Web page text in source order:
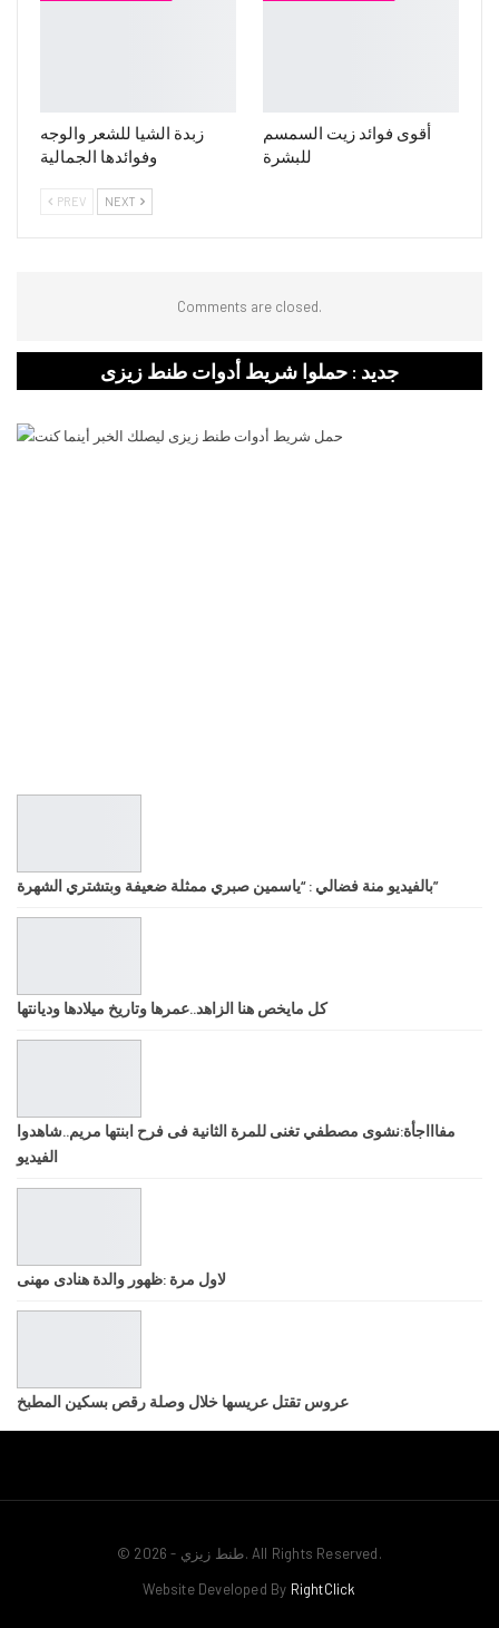
زبدة الشيا للشعر والوجه
وفوائدها الجمالية
أقوى فوائد زيت السمسم
للبشرة
PREV NEXT
Comments are closed.
جديد : حملوا شريط أدوات طنط زيزى
بالفيديو منة فضالي : “ياسمين صبري ممثلة ضعيفة وبتشتري الشهرة”
كل مايخص هنا الزاهد..عمرها وتاريخ ميلادها وديانتها
مفاااجأة:نشوى مصطفي تغنى للمرة الثانية فى فرح ابنتها مريم..شاهدوا
الفيديو
لاول مرة :ظهور والدة هنادى مهنى
عروس تقتل عريسها خلال وصلة رقص بسكين المطبخ
© 2026 - طنط زيزي. All Rights Reserved.
Website Developed By RightClick